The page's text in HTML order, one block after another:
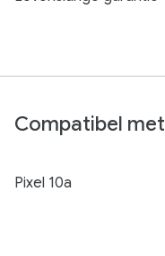
Compatibel met
Pixel 10a